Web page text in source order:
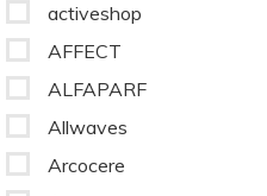
activeshop
AFFECT
ALFAPARF
Allwaves
Arcocere